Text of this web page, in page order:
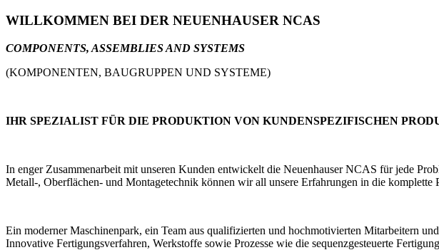
WILLKOMMEN BEI DER NEUENHAUSER NCAS
COMPONENTS, ASSEMBLIES AND SYSTEMS
(KOMPONENTEN, BAUGRUPPEN UND SYSTEME)
IHR SPEZIALIST FÜR DIE PRODUKTION VON KUNDENSPEZIFISCHEN
In enger Zusammenarbeit mit unseren Kunden entwickelt die Neuenhauser NCAS für jede
Metall-, Oberflächen- und Montagetechnik können wir all unsere Erfahrungen in die
Ein moderner Maschinenpark, ein Team aus qualifizierten und hochmotivierten Mitarbeitern
Innovative Fertigungsverfahren, Werkstoffe sowie Prozesse wie die sequenzgesteuerte